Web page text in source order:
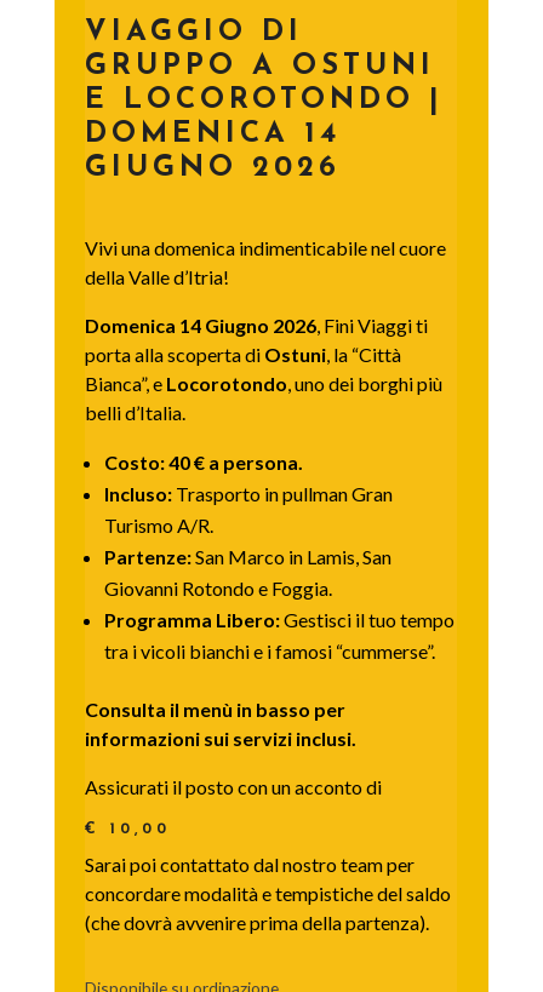
VIAGGIO DI
GRUPPO A OSTUNI
E LOCOROTONDO |
DOMENICA 14
GIUGNO 2026
Vivi una domenica indimenticabile nel cuore
della Valle d’Itria!
Domenica 14 Giugno 2026, Fini Viaggi ti
porta alla scoperta di Ostuni, la “Città
Bianca”, e Locorotondo , uno dei borghi più
belli d’Italia.
Costo:40 € a persona.
Incluso:Trasporto in pullman Gran
Turismo A/R.
Partenze:San Marco in Lamis, San
Giovanni Rotondo e Foggia.
Programma Libero:Gestisci il tuo tempo
tra i vicoli bianchi e i famosi “cummerse”.
Consulta il menù in basso per
informazioni sui servizi inclusi.
Assicurati il posto con un acconto di
€ 10,00
Sarai poi contattato dal nostro team per
concordare modalità e tempistiche del saldo
(che dovrà avvenire prima della partenza).
Disponibile su ordinazione